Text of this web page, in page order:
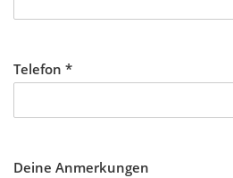
Telefon *
Deine Anmerkungen